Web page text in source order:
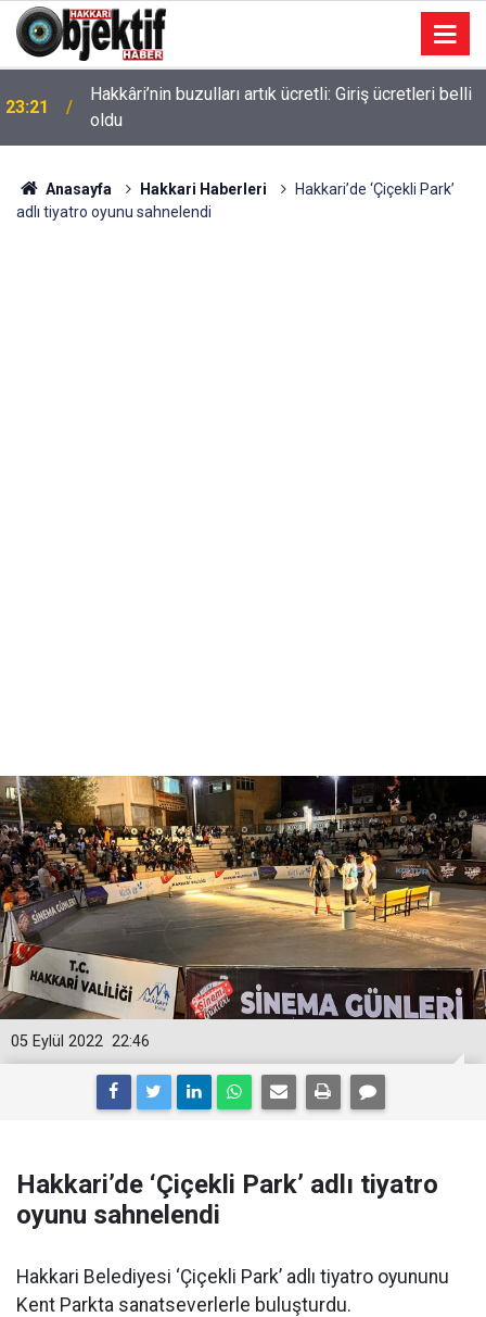
23:21
Hakkâri’nin buzulları artık ücretli: Giriş ücretleri belli
oldu
Anasayfa Hakkari Haberleri
Hakkari’de ‘Çiçekli Park’
adlı tiyatro oyunu sahnelendi
22:46
05 Eylül 2022
Hakkari’de ‘Çiçekli Park’ adlı tiyatro
oyunu sahnelendi
Hakkari Belediyesi ‘Çiçekli Park’ adlı tiyatro oyununu
Kent Parkta sanatseverlerle buluşturdu.